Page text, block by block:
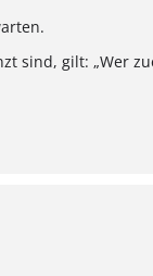
sind, gilt: „Wer